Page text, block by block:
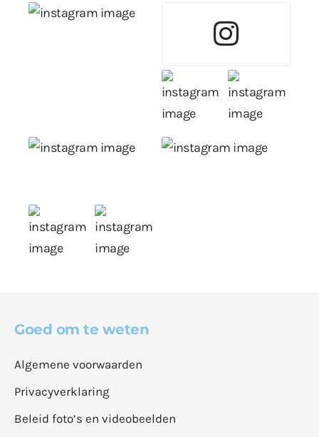
Goed om te weten
Algemene voorwaarden
Privacyverklaring
Beleid foto’s en videobeelden